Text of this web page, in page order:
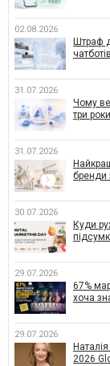
02.08.2026
Штраф
31.07.2026
Чому
три роки
31.07.2026
бренди
30.07.2026
Куди
29.07.2026
67%
хоча
29.07.2026
2026